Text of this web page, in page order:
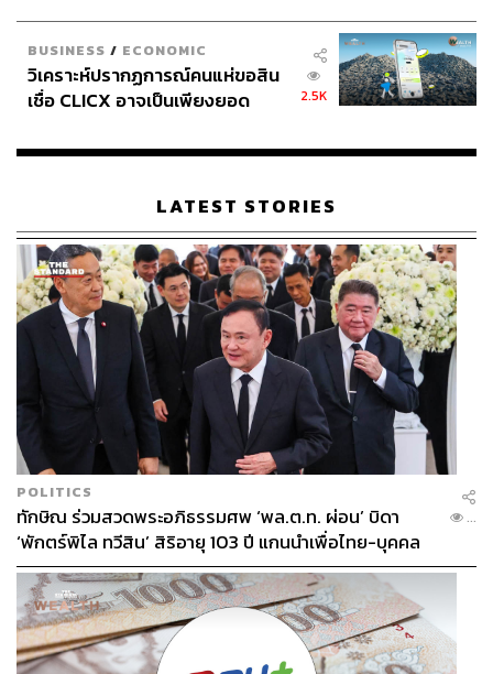
BUSINESS / ECONOMIC
วิเคราะห์ปรากฏการณ์คนแห่ขอสิน
เชื่อ CLICX อาจเป็นเพียงยอด
เรือนไทยที่ถูกซุกไว้
2.5K
LATEST STORIES
POLITICS
ทักษิณ ร่วมสวดพระอภิธรรมศพ ‘พล.ต.ท. ผ่อน’ บิดา
‘พักตร์พิไล ทวีสิน’ สิริอายุ 103 ปี แกนนำเพื่อไทย-บุคคล
หลากวงการร่วมอาลัย
...